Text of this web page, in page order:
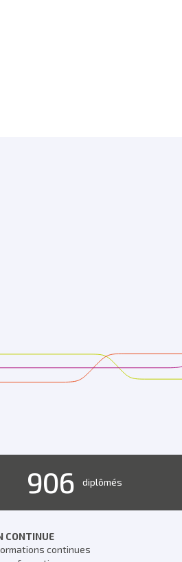
906 diplômés
CONTINUE
continues